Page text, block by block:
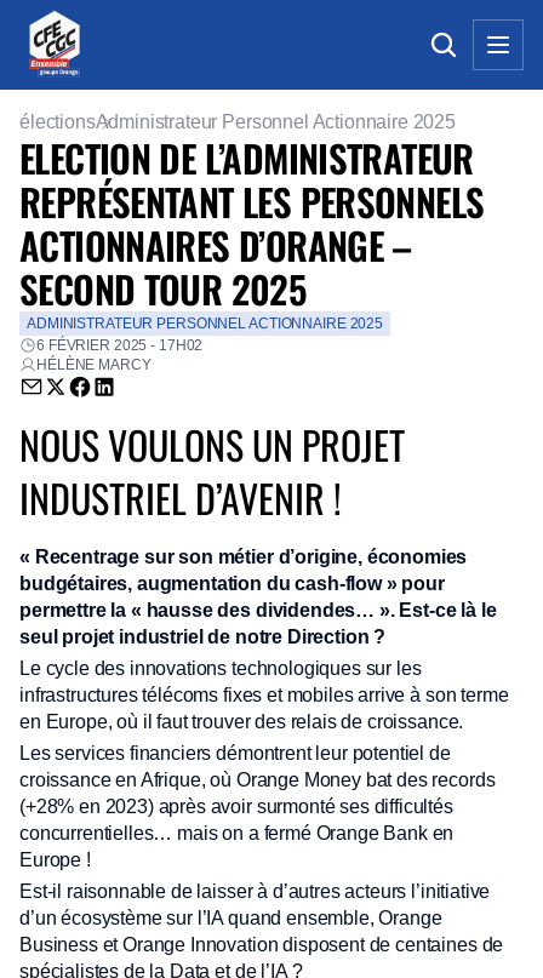
électionsAdministrateur Personnel Actionnaire 2025
ELECTION DE L’ADMINISTRATEUR
REPRÉSENTANT LES PERSONNELS
ACTIONNAIRES D’ORANGE –
SECOND TOUR 2025
ADMINISTRATEUR PERSONNEL ACTIONNAIRE 2025
6 FÉVRIER 2025 - 17H02
HÉLÈNE MARCY
Envoyer par email (nouvelle fenêtre)
Partager sur Twitter (nouvelle fenêtre)
Partager sur Facebook (nouvelle fenêtre)
Partager sur LinkedIn (nouvelle fenêtre)
NOUS VOULONS UN PROJET
INDUSTRIEL D’AVENIR !
« Recentrage sur son métier d’origine, économies
budgétaires, augmentation du cash-flow » pour
permettre la « hausse des dividendes… ». Est-ce là le
seul projet industriel de notre Direction ?
Le cycle des innovations technologiques sur les
infrastructures télécoms fixes et mobiles arrive à son terme
en Europe, où il faut trouver des relais de croissance.
Les services financiers démontrent leur potentiel de
croissance en Afrique, où Orange Money bat des records
(+28% en 2023) après avoir surmonté ses difficultés
concurrentielles… mais on a fermé Orange Bank en
Europe !
Est-il raisonnable de laisser à d’autres acteurs l’initiative
d’un écosystème sur l’IA quand ensemble, Orange
Business et Orange Innovation disposent de centaines de
spécialistes de la Data et de l’IA ?